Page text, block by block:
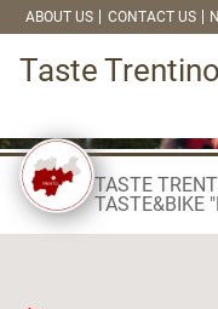
ABOUT US CONTACT US
Taste Trentino
TASTE
TASTE&BIKE